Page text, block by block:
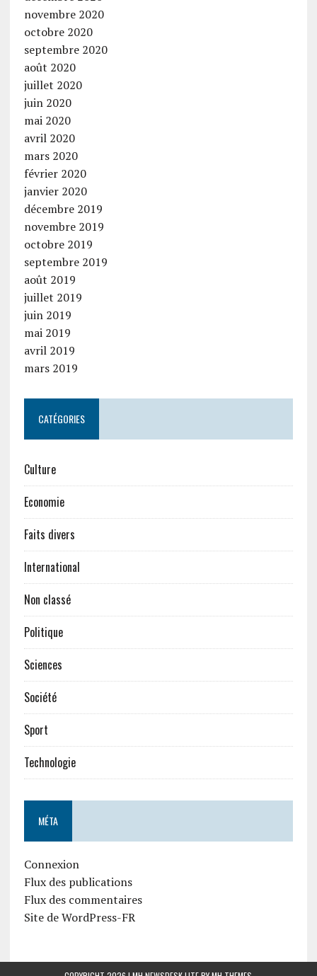
novembre 2020
octobre 2020
septembre 2020
août 2020
juillet 2020
juin 2020
mai 2020
avril 2020
mars 2020
février 2020
janvier 2020
décembre 2019
novembre 2019
octobre 2019
septembre 2019
août 2019
juillet 2019
juin 2019
mai 2019
avril 2019
mars 2019
CATÉGORIES
Culture
Economie
Faits divers
International
Non classé
Politique
Sciences
Société
Sport
Technologie
MÉTA
Connexion
Flux des publications
Flux des commentaires
Site de WordPress-FR